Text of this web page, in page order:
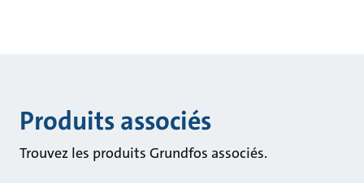
Produits associés
Trouvez les produits Grundfos associés.